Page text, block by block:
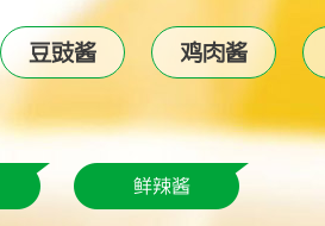
豆豉酱 鸡肉酱
鲜辣酱